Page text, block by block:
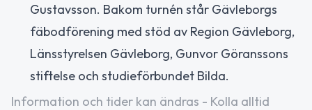
Gustavsson. Bakom turnén står Gävleborgs
fäbodförening med stöd av Region Gävleborg,
Länsstyrelsen Gävleborg, Gunvor Göranssons
stiftelse och studieförbundet Bilda.
Information och tider kan ändras - Kolla alltid